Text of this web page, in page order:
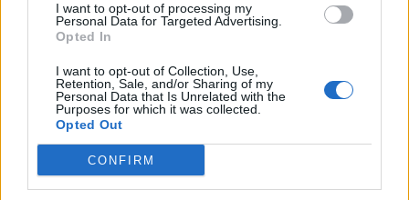
I want to opt-out of processing my
Personal Data for Targeted Advertising.
Opted In
I want to opt-out of Collection, Use,
Retention, Sale, and/or Sharing of my
Personal Data that Is Unrelated with the
Purposes for which it was collected.
Opted Out
CONFIRM
3